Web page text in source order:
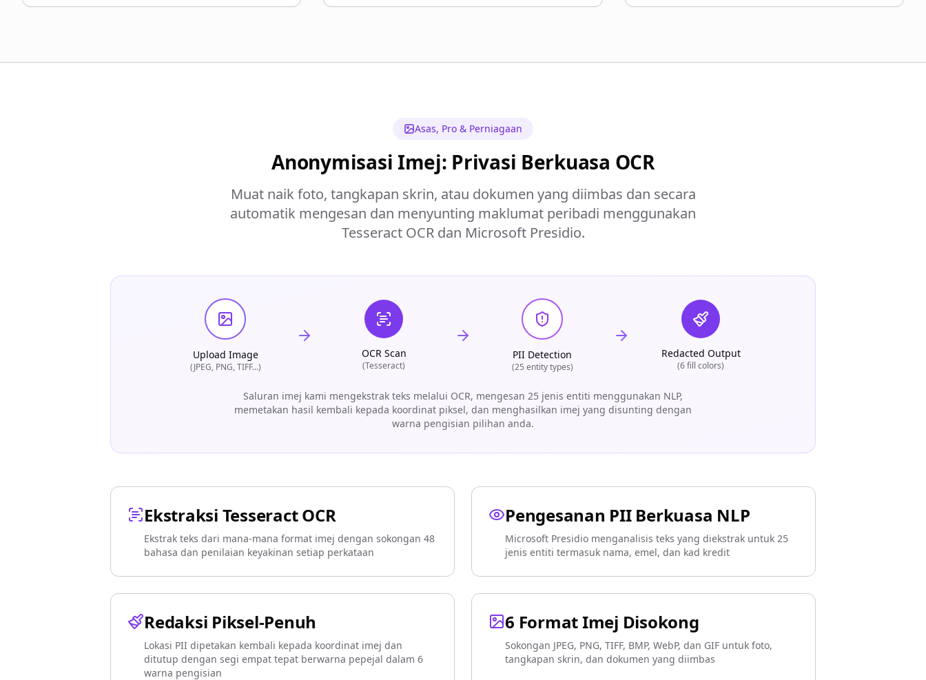
Asas, Pro & Perniagaan
Anonymisasi Imej: Privasi Berkuasa OCR
Muat naik foto, tangkapan skrin, atau dokumen yang diimbas dan secara
automatik mengesan dan menyunting maklumat peribadi menggunakan
Tesseract OCR dan Microsoft Presidio.
Upload Image
(JPEG, PNG, TIFF...)
OCR Scan
(Tesseract)
PII Detection
(25 entity types)
Redacted Output
(6 fill colors)
Saluran imej kami mengekstrak teks melalui OCR, mengesan 25 jenis entiti menggunakan NLP,
memetakan hasil kembali kepada koordinat piksel, dan menghasilkan imej yang disunting dengan
warna pengisian pilihan anda.
Ekstraksi Tesseract OCR
Ekstrak teks dari mana-mana format imej dengan sokongan 48
bahasa dan penilaian keyakinan setiap perkataan
Pengesanan PII Berkuasa NLP
Microsoft Presidio menganalisis teks yang diekstrak untuk 25
jenis entiti termasuk nama, emel, dan kad kredit
Redaksi Piksel-Penuh
Lokasi PII dipetakan kembali kepada koordinat imej dan
ditutup dengan segi empat tepat berwarna pepejal dalam 6
warna pengisian
6 Format Imej Disokong
Sokongan JPEG, PNG, TIFF, BMP, WebP, dan GIF untuk foto,
tangkapan skrin, dan dokumen yang diimbas